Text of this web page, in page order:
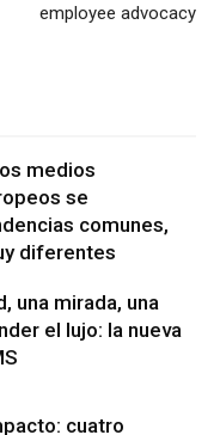
employee advocacy
medios
se
comunes,
diferentes
una mirada, una
el lujo: la nueva
cuatro